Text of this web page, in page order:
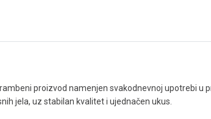
proizvod namenjen svakodnevnoj upotrebi
jela, uz stabilan kvalitet i ujednačen ukus.